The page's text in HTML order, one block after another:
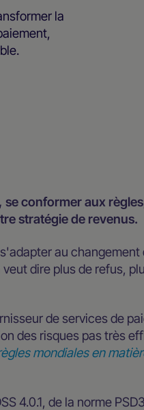
la
conformer aux
stratégie de revenus.
au
dire plus de refus,
de services de
des risques pas très
mondiales en
4.0.1, de la norme